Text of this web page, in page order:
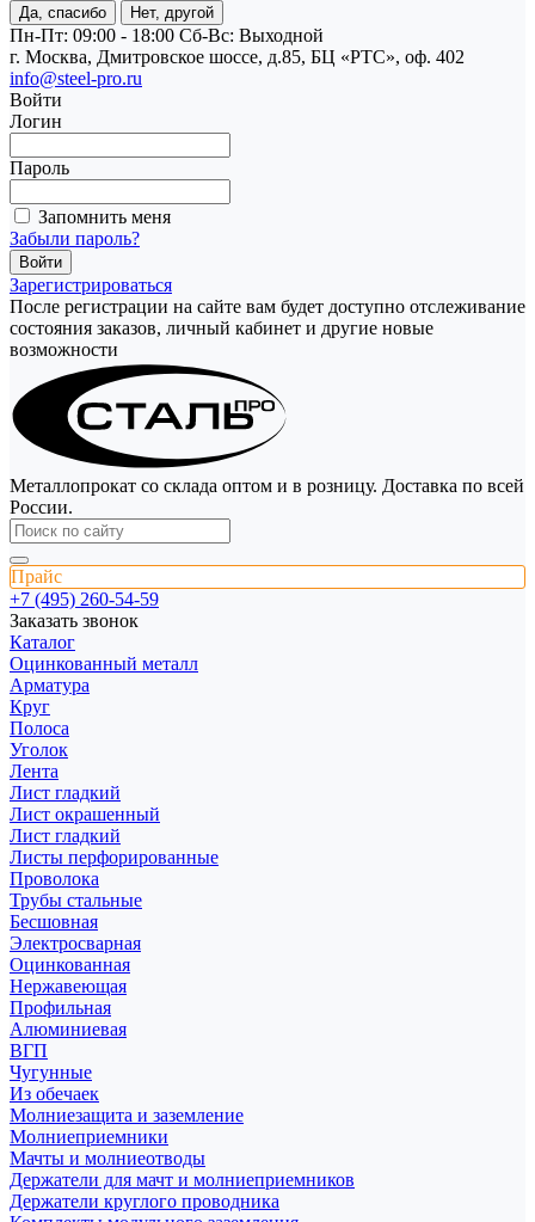
Да, спасибо Нет, другой
Пн-Пт: 09:00 - 18:00 Cб-Вс: Выходной
г. Москва, Дмитровское шоссе, д.85, БЦ «РТС», оф. 402
info@steel-pro.ru
Войти
Логин
Пароль
Запомнить меня
Забыли пароль?
Зарегистрироваться
После регистрации на сайте вам будет доступно отслеживание
состояния заказов, личный кабинет и другие новые
возможности
Металлопрокат со склада оптом и в розницу. Доставка по всей
России.
Прайс
+7 (495) 260-54-59
Заказать звонок
Каталог
Оцинкованный металл
Арматура
Круг
Полоса
Уголок
Лента
Лист гладкий
Лист окрашенный
Лист гладкий
Листы перфорированные
Проволока
Трубы стальные
Бесшовная
Электросварная
Оцинкованная
Нержавеющая
Профильная
Алюминиевая
ВГП
Чугунные
Из обечаек
Молниезащита и заземление
Молниеприемники
Мачты и молниеотводы
Держатели для мачт и молниеприемников
Держатели круглого проводника